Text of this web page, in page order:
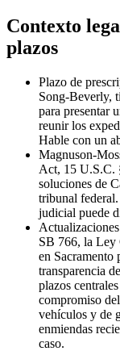
Contexto
plazos
Plazo de
Song-Beverly,
para presentar
reunir los
Hable con un
Magnuson-
Act, 15 U.S.C.
soluciones de
tribunal
judicial puede
SB 766, la Ley
en Sacramento
transparencia
plazos
compromiso
vehículos y de
enmiendas
caso.